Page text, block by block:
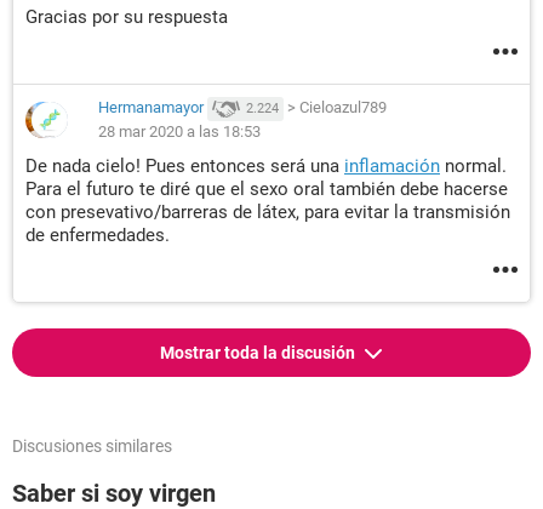
Gracias por su respuesta
Hermanamayor 2.224 > Cieloazul789
28 mar 2020 a las 18:53
De nada cielo! Pues entonces será una inflamación normal.
Para el futuro te diré que el sexo oral también debe hacerse
con presevativo/barreras de látex, para evitar la transmisión
de enfermedades.
Mostrar toda la discusión
Discusiones similares
Saber si soy virgen